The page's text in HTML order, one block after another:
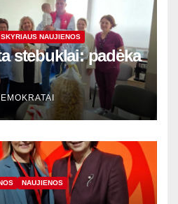
SKYRIAUS NAUJIENOS
stebuklai: padėka
NAUJIENOS